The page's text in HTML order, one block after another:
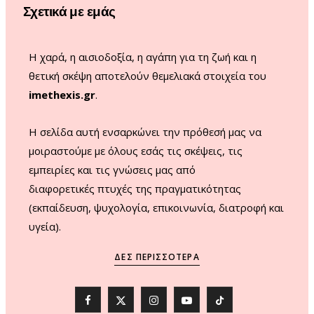
Σχετικά με εμάς
Η χαρά, η αισιοδοξία, η αγάπη για τη ζωή και η
θετική σκέψη αποτελούν θεμελιακά στοιχεία του
imethexis.gr.
H σελίδα αυτή ενσαρκώνει την πρόθεσή μας να
μοιραστούμε με όλους εσάς τις σκέψεις, τις
εμπειρίες και τις γνώσεις μας από
διαφορετικές πτυχές της πραγματικότητας
(εκπαίδευση, ψυχολογία, επικοινωνία, διατροφή και
υγεία).
ΔΕΣ ΠΕΡΙΣΣΌΤΕΡΑ
F X I Y T